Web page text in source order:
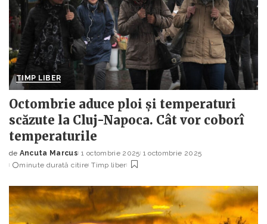
TIMP LIBER
Octombrie aduce ploi și temperaturi
scăzute la Cluj-Napoca. Cât vor coborî
temperaturile
Posted
by
de Ancuta Marcus 1 octombrie 2025 1 octombrie 2025
minute durată citire Timp liber